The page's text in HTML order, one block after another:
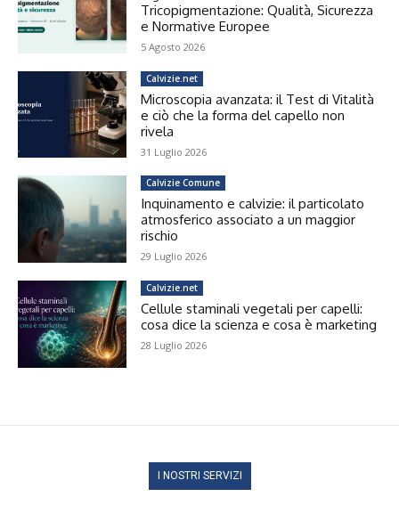
Tricopigmentazione: Qualità, Sicurezza
e Normative Europee
5 Agosto 2026
Calvizie.net
Microscopia avanzata: il Test di Vitalità
e ciò che la forma del capello non
rivela
31 Luglio 2026
Calvizie Comune
Inquinamento e calvizie: il particolato
atmosferico associato a un maggior
rischio
29 Luglio 2026
Calvizie.net
Cellule staminali vegetali per capelli:
cosa dice la scienza e cosa è marketing
28 Luglio 2026
I NOSTRI SERVIZI